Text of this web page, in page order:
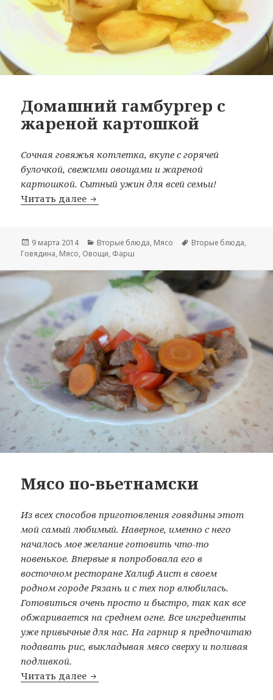
Домашний гамбургер с
жареной картошкой
Сочная говяжья котлетка, вкупе с горячей
булочкой, свежими овощами и жареной
картошкой. Сытный ужин для всей семьи!
Читать далее Домашний гамбургер с жареной
Опубликовано
9 марта 2014 Рубрики
Вторые блюда, Мясо Метки
Вторые блюда,
Говядина, Мясо, Овощи, Фарш
Мясо по-вьетнамски
Из всех способов приготовления говядины этот
мой самый любимый. Наверное, именно с него
началось мое желание готовить что-то
новенькое. Впервые я попробовала его в
восточном ресторане Халиф Аист в своем
родном городе Рязань и с тех пор влюбилась.
Готовиться очень просто и быстро, так как все
обжаривается на среднем огне. Все ингредиенты
уже привычные для нас. На гарнир я предпочитаю
подавать рис, выкладывая мясо сверху и поливая
подливкой.
Читать далее Мясо по-вьетнамски